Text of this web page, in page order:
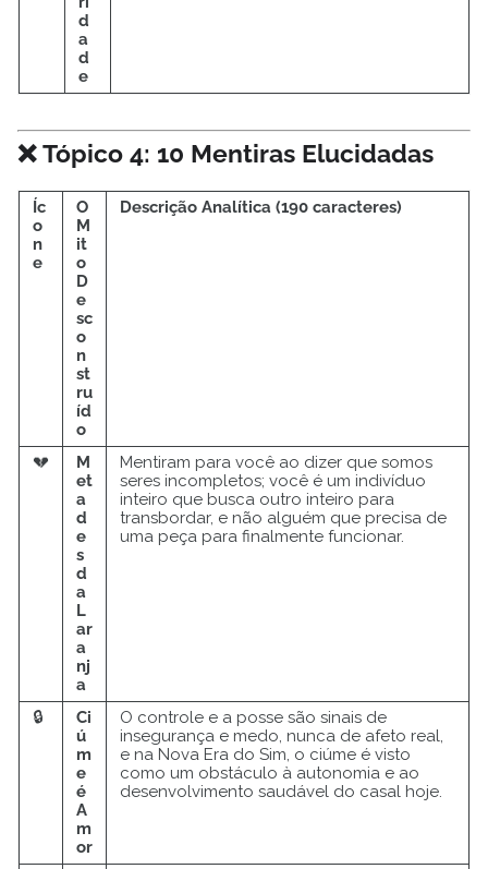
d
a
d
e
❌ Tópico 4: 10 Mentiras Elucidadas
Íc
o
n
e
O
M
it
o
D
e
sc
o
n
st
ru
íd
o
Descrição Analítica (190 caracteres)
💔
M
et
a
d
e
s
d
a
L
ar
a
nj
a
Mentiram para você ao dizer que somos
seres incompletos; você é um indivíduo
inteiro que busca outro inteiro para
transbordar, e não alguém que precisa de
uma peça para finalmente funcionar.
🔒
Ci
ú
m
e
é
A
m
or
O controle e a posse são sinais de
insegurança e medo, nunca de afeto real,
e na Nova Era do Sim, o ciúme é visto
como um obstáculo à autonomia e ao
desenvolvimento saudável do casal hoje.